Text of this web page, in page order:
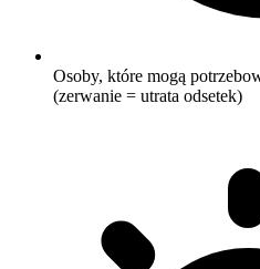
Osoby, które mogą
(zerwanie = utrata odsetek)